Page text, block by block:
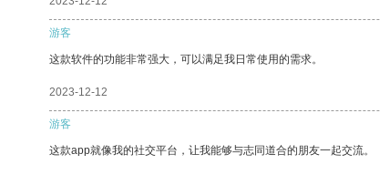
游客
这款软件的功能非常强大，可以满足我日常使用的需求。
2023-12-12
游客
这款app就像我的社交平台，让我能够与志同道合的朋友一起交流。